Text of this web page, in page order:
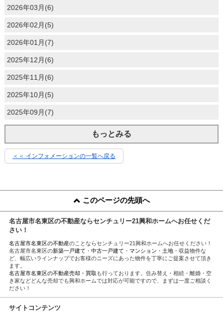
2026年03月(6)
2026年02月(5)
2026年01月(7)
2025年12月(6)
2025年11月(6)
2025年10月(5)
2025年09月(7)
もっとみる
＜＜ インフォメーションの一覧へ戻る
このページの先頭へ
名古屋市名東区の不動産ならセンチュリー21興和ホームへお任せくだ
さい！
名古屋市名東区の不動産のことならセンチュリー21興和ホームへお任せください！
名古屋市名東区の新築一戸建て ・ 中古一戸建て ・ マンション ・ 土地・収益物件な
ど、幅広いラインナップでお客様のニーズにあった物件を丁寧にご提案させて頂き
ます。
名古屋市名東区の不動産売却・買取 も行っております。住み替え・相続・離婚・空
き家などどんな売却でも興和ホームでは対応が可能ですので、まずは一度ご相談く
ださい！
サイトコンテンツ